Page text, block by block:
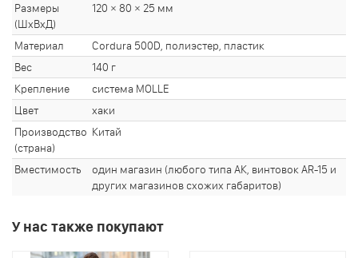
Размеры
(ШхВхД)
120 × 80 × 25 мм
Материал
Cordura 500D, полиэстер, пластик
Вес
140 г
Крепление
система MOLLE
Цвет
хаки
Производство
(страна)
Китай
Вместимость
один магазин (любого типа АК, винтовок AR-15 и
других магазинов схожих габаритов)
У нас также покупают